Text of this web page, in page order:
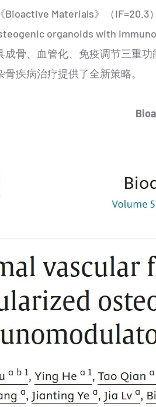
Bioactive Materials》（
organoids with
成骨、血管化、免疫调节三重
疾病治疗提供了全新策略。